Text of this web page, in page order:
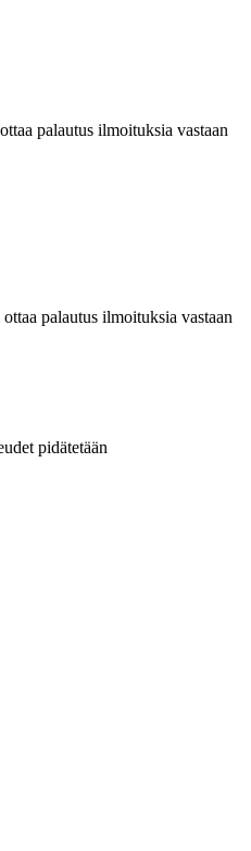
palautus ilmoituksia vastaan
palautus ilmoituksia vastaan
pidätetään